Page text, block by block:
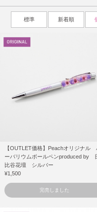
o
標準 新着順
【OUTLET価格】Peachオリジナル
ーバリウムボールペンproduced by
比谷花壇 シルバー
¥1,500
完売しました